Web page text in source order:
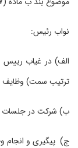
نواب رئیس:
الف) در غیاب رییس
ترتیب سمت) وظایف
ب) شرکت در جلسات
ج) پیگیری و انجام